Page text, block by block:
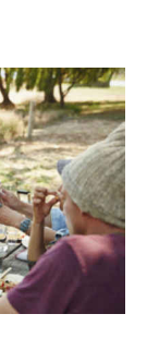
PROMOCIONES
SV (ES)
SUSCRÍBASE